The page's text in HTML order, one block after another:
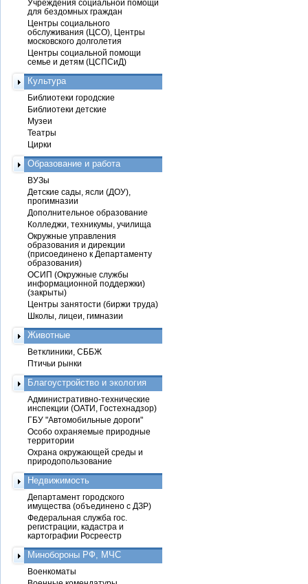
Учреждения социальной помощи
для бездомных граждан
Центры социального
обслуживания (ЦСО), Центры
московского долголетия
Центры социальной помощи
семье и детям (ЦСПСиД)
Культура
Библиотеки городские
Библиотеки детские
Музеи
Театры
Цирки
Образование и работа
ВУЗы
Детские сады, ясли (ДОУ),
прогимназии
Дополнительное образование
Колледжи, техникумы, училища
Окружные управления
образования и дирекции
(присоединено к Департаменту
образования)
ОСИП (Окружные службы
информационной поддержки)
(закрыты)
Центры занятости (биржи труда)
Школы, лицеи, гимназии
Животные
Ветклиники, СББЖ
Птичьи рынки
Благоустройство и экология
Административно-технические
инспекции (ОАТИ, Гостехнадзор)
ГБУ "Автомобильные дороги"
Особо охраняемые природные
территории
Охрана окружающей среды и
природопользование
Недвижимость
Департамент городского
имущества (объединено с ДЗР)
Федеральная служба гос.
регистрации, кадастра и
картографии Росреестр
Минобороны РФ, МЧС
Военкоматы